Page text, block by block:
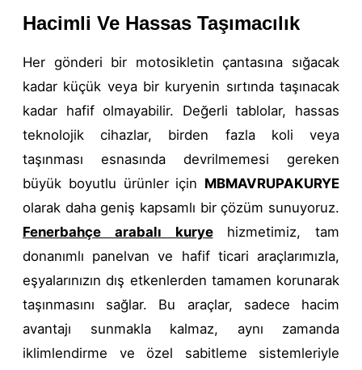
Hacimli Ve Hassas Taşımacılık
Her gönderi bir motosikletin çantasına sığacak
kadar küçük veya bir kuryenin sırtında taşınacak
kadar hafif olmayabilir. Değerli tablolar, hassas
teknolojik cihazlar, birden fazla koli veya
taşınması esnasında devrilmemesi gereken
büyük boyutlu ürünler için MBMAVRUPAKURYE
olarak daha geniş kapsamlı bir çözüm sunuyoruz.
Fenerbahçe arabalı kuryehizmetimiz, tam
donanımlı panelvan ve hafif ticari araçlarımızla,
eşyalarınızın dış etkenlerden tamamen korunarak
taşınmasını sağlar. Bu araçlar, sadece hacim
avantajı sunmakla kalmaz, aynı zamanda
iklimlendirme ve özel sabitleme sistemleriyle